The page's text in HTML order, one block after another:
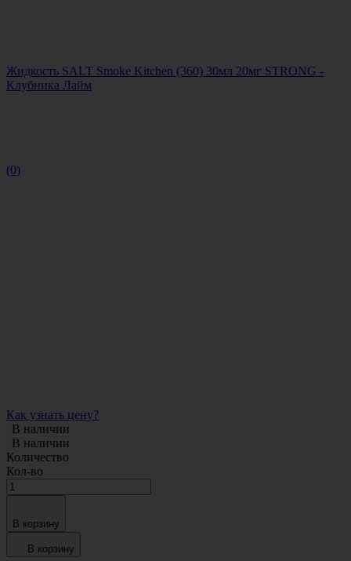
Жидкость SALT Smoke Kitchen (360) 30мл 20мг STRONG -
Клубника Лайм
(0)
Как узнать цену?
В наличии
В наличии
Количество
Кол-во
В корзину
В корзину